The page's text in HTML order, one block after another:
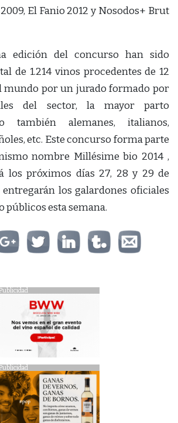
El Fanio 2012 y Nosodos+ Brut
edición del concurso han sido
de 1.214 vinos procedentes de 12
mundo por un jurado formado por
del sector, la mayor parto
también alemanes, italianos,
etc. Este concurso forma parte
nombre Millésime bio 2014 ,
los próximos días 27, 28 y 29 de
entregarán los galardones oficiales
públicos esta semana.